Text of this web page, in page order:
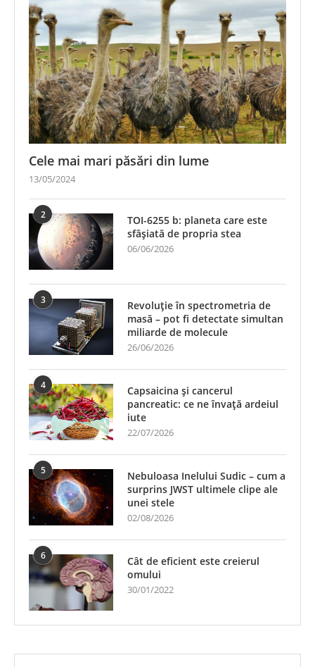
Cele mai mari păsări din lume
13/05/2024
2
TOI-6255 b: planeta care este
sfâșiată de propria stea
06/06/2026
3
Revoluție în spectrometria de
masă – pot fi detectate simultan
miliarde de molecule
26/06/2026
4
Capsaicina și cancerul
pancreatic: ce ne învață ardeiul
iute
22/07/2026
5
Nebuloasa Inelului Sudic – cum a
surprins JWST ultimele clipe ale
unei stele
02/08/2026
6
Cât de eficient este creierul
omului
30/01/2022